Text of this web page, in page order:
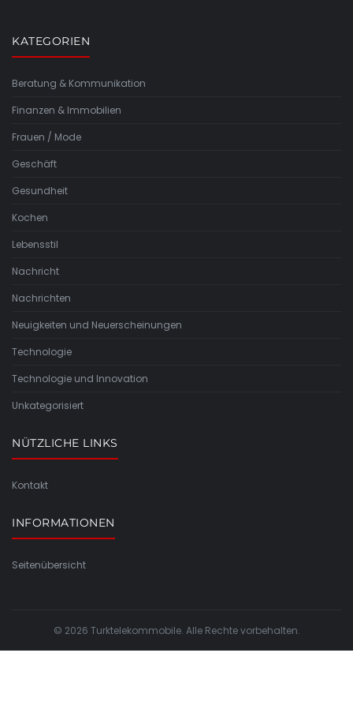
KATEGORIEN
Beratung & Kommunikation
Finanzen & Immobilien
Frauen / Mode
Geschäft
Gesundheit
Kochen
Lebensstil
Nachricht
Nachrichten
Neuigkeiten und Neuerscheinungen
Technologie
Technologie und Innovation
Unkategorisiert
NÜTZLICHE LINKS
Kontakt
INFORMATIONEN
Seitenübersicht
© 2026 Turktelekommobile. Alle Rechte vorbehalten.